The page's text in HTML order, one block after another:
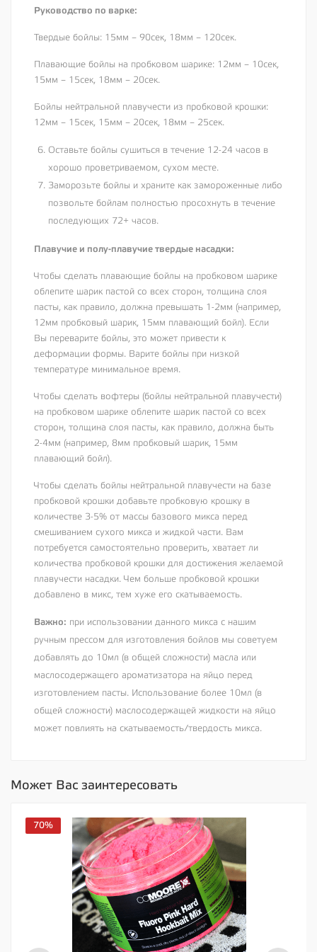
Руководство по варке:
Твердые бойлы: 15мм – 90сек, 18мм – 120сек.
Плавающие бойлы на пробковом шарике: 12мм – 10сек,
15мм – 15сек, 18мм – 20сек.
Бойлы нейтральной плавучести из пробковой крошки:
12мм – 15сек, 15мм – 20сек, 18мм – 25сек.
Оставьте бойлы сушиться в течение 12-24 часов в
хорошо проветриваемом, сухом месте.
Заморозьте бойлы и храните как замороженные либо
позвольте бойлам полностью просохнуть в течение
последующих 72+ часов.
Плавучие и полу-плавучие твердые насадки:
Чтобы сделать плавающие бойлы на пробковом шарике
облепите шарик пастой со всех сторон, толщина слоя
пасты, как правило, должна превышать 1-2мм (например,
12мм пробковый шарик, 15мм плавающий бойл). Если
Вы переварите бойлы, это может привести к
деформации формы. Варите бойлы при низкой
температуре минимальное время.
Чтобы сделать вофтеры (бойлы нейтральной плавучести)
на пробковом шарике облепите шарик пастой со всех
сторон, толщина слоя пасты, как правило, должна быть
2-4мм (например, 8мм пробковый шарик, 15мм
плавающий бойл).
Чтобы сделать бойлы нейтральной плавучести на базе
пробковой крошки добавьте пробковую крошку в
количестве 3-5% от массы базового микса перед
смешиванием сухого микса и жидкой части. Вам
потребуется самостоятельно проверить, хватает ли
количества пробковой крошки для достижения желаемой
плавучести насадки. Чем больше пробковой крошки
добавлено в микс, тем хуже его скатываемость.
Важно: при использовании данного микса с нашим
ручным прессом для изготовления бойлов мы советуем
добавлять до 10мл (в общей сложности) масла или
маслосодержащего ароматизатора на яйцо перед
изготовлением пасты. Использование более 10мл (в
общей сложности) маслосодержащей жидкости на яйцо
может повлиять на скатываемость/твердость микса.
Может Вас заинтересовать
70%